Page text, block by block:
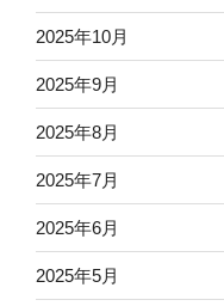
2025年10月
2025年9月
2025年8月
2025年7月
2025年6月
2025年5月